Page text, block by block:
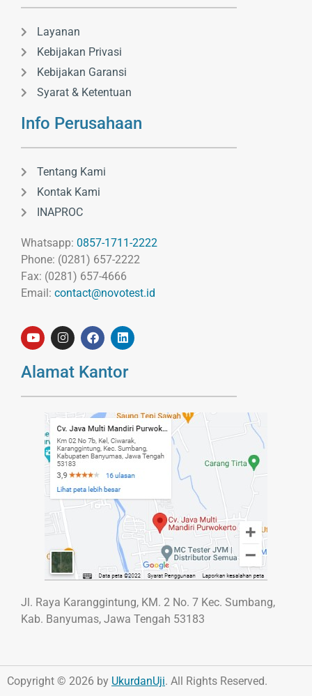
Layanan
Kebijakan Privasi
Kebijakan Garansi
Syarat & Ketentuan
Info Perusahaan
Tentang Kami
Kontak Kami
INAPROC
Whatsapp: 0857-1711-2222
Phone: (0281) 657-2222
Fax: (0281) 657-4666
Email: contact@novotest.id
Alamat Kantor
Jl. Raya Karanggintung, KM. 2 No. 7 Kec. Sumbang,
Kab. Banyumas, Jawa Tengah 53183
Copyright © 2026 by UkurdanUji. All Rights Reserved.